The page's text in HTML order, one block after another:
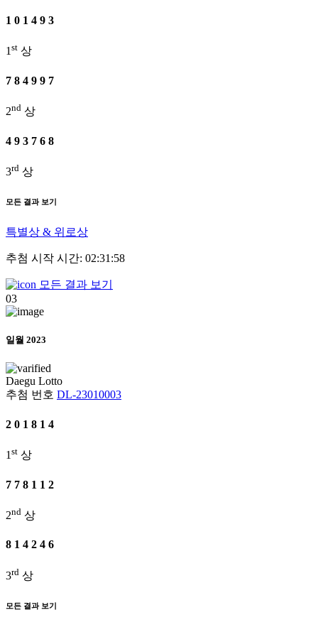
1 0 1 4 9 3
1st 상
7 8 4 9 9 7
2nd 상
4 9 3 7 6 8
3rd 상
모든 결과 보기
특별상 & 위로상
추첨 시작 시간: 02:31:58
모든 결과 보기
03
일월 2023
Daegu Lotto
추첨 번호 DL-23010003
2 0 1 8 1 4
1 st 상
7 7 8 1 1 2
2nd 상
8 1 4 2 4 6
3rd 상
모든 결과 보기